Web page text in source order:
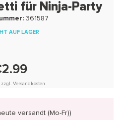
für Ninja-Party
361587
AUF LAGER
zzgl. Versandkosten
versandt (Mo-Fr))